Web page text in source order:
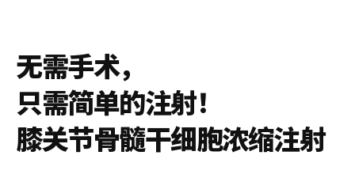
无需手术，
只需简单的注射！
膝关节骨髓干细胞浓缩注射